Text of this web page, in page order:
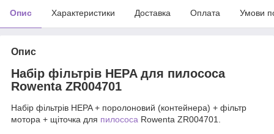
Опис Характеристики Доставка Оплата Умови
Опис
Набір фільтрів HEPA для пилососа
Rowenta ZR004701
Набір фільтрів HEPA + поролоновий (контейнера) + фільтр
мотора + щіточка для пилососа Rowenta ZR004701.